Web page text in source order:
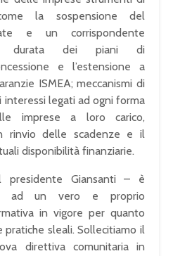
la sospensione del
e un corrispondente
durata dei piani di
e l’estensione a
ISMEA; meccanismi di
legati ad ogni forma
imprese a loro carico,
rinvio delle scadenze e il
disponibilità finanziarie.
Giansanti – è
ad un vero e proprio
in vigore per quanto
pratiche sleali. Sollecitiamo il
direttiva comunitaria in